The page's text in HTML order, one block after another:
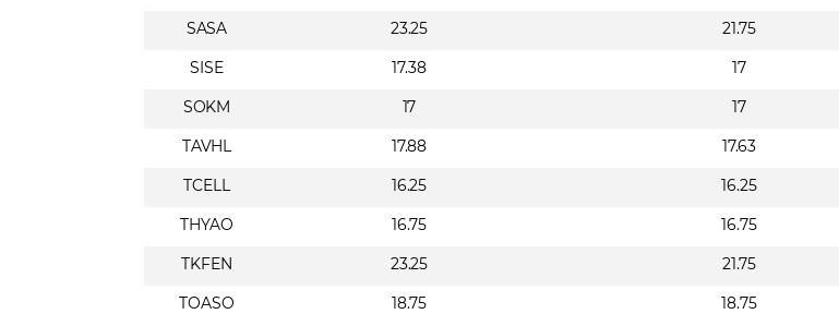
SASA
23.25
21.75
SISE
17.38
17
SOKM
17
17
TAVHL
17.88
17.63
TCELL
16.25
16.25
THYAO
16.75
16.75
TKFEN
23.25
21.75
TOASO
18.75
18.75